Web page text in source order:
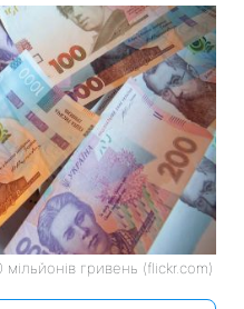
гривень (flickr.com)